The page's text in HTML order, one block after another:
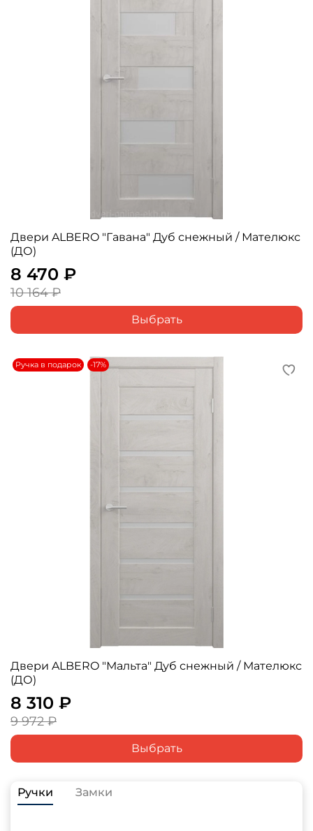
Двери ALBERO "Гавана" Дуб снежный / Мателюкс
(ДО)
8 470 ₽
10 164 ₽
Выбрать
Ручка в подарок -17%
Двери ALBERO "Мальта" Дуб снежный / Мателюкс
(ДО)
8 310 ₽
9 972 ₽
Выбрать
Ручки Замки